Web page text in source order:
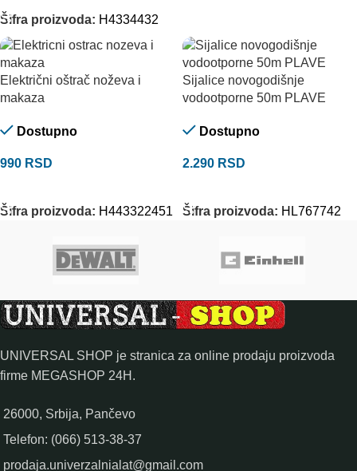
Šifra proizvoda: H4334432
Električni oštrač noževa i
makaza
Dostupno
990 RSD
Šifra proizvoda: H443322451
Sijalice novogodišnje
vodootporne 50m PLAVE
Dostupno
2.290 RSD
Šifra proizvoda: HL767742
UNIVERSAL SHOP je stranica za online prodaju proizvoda
firme MEGASHOP 24H.
26000, Srbija, Pančevo
Telefon: (066) 513-38-37
prodaja.univerzalnialat@gmail.com